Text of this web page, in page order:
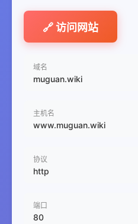
🔗 访问网站
域名
muguan.wiki
主机名
www.muguan.wiki
协议
http
端口
80